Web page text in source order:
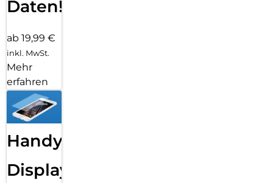
Daten!
ab 19,99 €
inkl. MwSt.
Mehr
erfahren
Handy
Displayfolie